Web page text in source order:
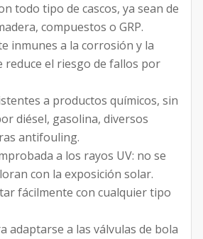
todo tipo de cascos, ya sean de
compuestos o GRP.
inmunes a la corrosión y la
reduce el riesgo de fallos por
a productos químicos, sin
diésel, gasolina, diversos
antifouling.
a los rayos UV: no se
con la exposición solar.
fácilmente con cualquier tipo
adaptarse a las válvulas de bola